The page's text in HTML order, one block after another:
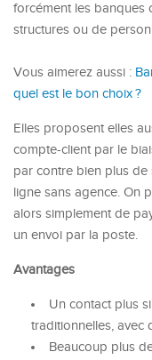
forcément les banques
structures ou de
Vous aimerez aussi :
quel est le bon choix ?
Elles proposent elles
compte-client par le
par contre bien plus
ligne sans agence. On
alors simplement de
un envoi par la poste.
Avantages
Un contact plus
traditionnelles, avec
Beaucoup plus